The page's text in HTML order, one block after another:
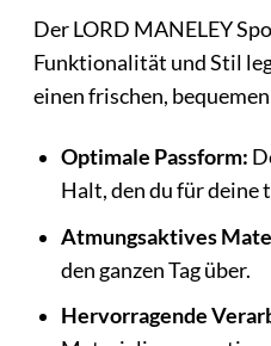
Der LORD MANELEY
Funktionalität und Stil
einen frischen,
Optimale Passform:
Halt, den du für
Atmungsaktives
den ganzen Tag über.
Hervorragende